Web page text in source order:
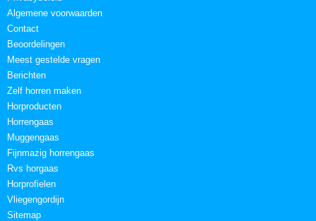
Algemene voorwaarden
Contact
Beoordelingen
Meest gestelde vragen
Berichten
Zelf horren maken
Horproducten
Horrengaas
Muggengaas
Fijnmazig horrengaas
Rvs horgaas
Horprofielen
Vliegengordijn
Sitemap